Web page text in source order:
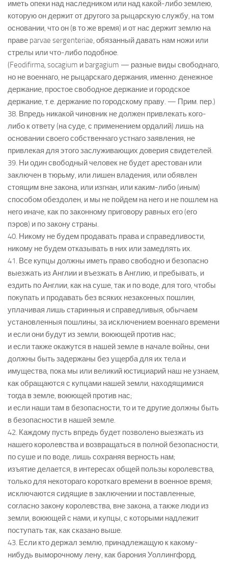
иметь опеки над наследником или над какой-либо землею,
которую он держит от другого за рыцарскую службу, на том
основании, что он (в то же время) и от нас держит землю на
праве parvae sergenteriae, обязанный давать нам ножи или
стрелы или что-либо подобное.
(Feodifirma, socagium и bargagium — разные виды свободнаго,
но не военнаго, не рыцарскаго держания, именно: денежное
держание, простое свободное держание и городское
держание, т.е. держание по городскому праву. — Прим. пер.)
38. Впредь никакой чиновник не должен привлекать кого-
либо к ответу (на суде, с применением ордалий) лишь на
основании своего собственнаго устнаго заявления, не
привлекая для этого заслуживающих доверия свидетелей.
39. Ни один свободный человек не будет арестован или
заключен в тюрьму, или лишен владения, или обявлен
стоящим вне закона, или изгнан, или каким-либо (иным)
способом обездолен, и мы не пойдем на него и не пошлем на
него иначе, как по законному приговору равных его (его
пэров) и по закону страны.
40. Никому не будем продавать права и справедливости,
никому не будем отказывать в них или замедлять их.
41. Все купцы должны иметь право свободно и безопасно
выезжать из Англии и въезжать в Англию, и пребывать, и
ездить по Англии, как на суше, так и по воде, для того, чтобы
покупать и продавать без всяких незаконных пошлин,
уплачивая лишь старинныя и справедливыя, обычаем
установленныя пошлины, за исключением военнаго времени
и если они будут из земли, воюющей против нас;
и если также окажутся в нашей земле в начале войны, они
должны быть задержаны без ущерба для их тела и
имущества, пока мы или великий юстициарий наш не узнаем,
как обращаются с купцами нашей земли, находящимися
тогда в земле, воюющей против нас;
и если наши там в безопасности, то и те другие должны быть
в безопасности в нашей земле.
42. Каждому пусть впредь будет позволено выезжать из
нашего королевства и возвращаться в полной безопасности,
по суше и по воде, лишь сохраняя верность нам;
изъятие делается, в интересах общей пользы королевства,
только для некотораго короткаго времени в военное время;
исключаются сидящие в заключении и поставленные,
согласно закону королевства, вне закона, а также люди из
земли, воюющей с нами, и купцы, с которыми надлежит
поступать так, как сказано выше.
43. Если кто держал землю, принадлежащую к какому-
нибудь выморочному лену, как барония Уоллингфорд,